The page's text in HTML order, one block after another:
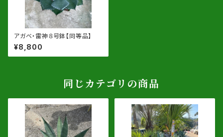
アガベ・雷神８号鉢【同等品】
¥8,800
同じカテゴリの商品